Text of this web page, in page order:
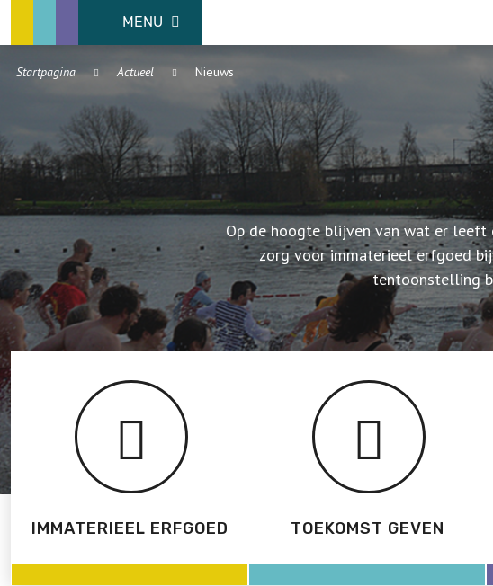
MENU
Startpagina Actueel Nieuws
Op de hoogte blijven van wat er leeft
zorg voor immaterieel erfgoed
tentoonstelling
IMMATERIEEL ERFGOED TOEKOMST GEVEN